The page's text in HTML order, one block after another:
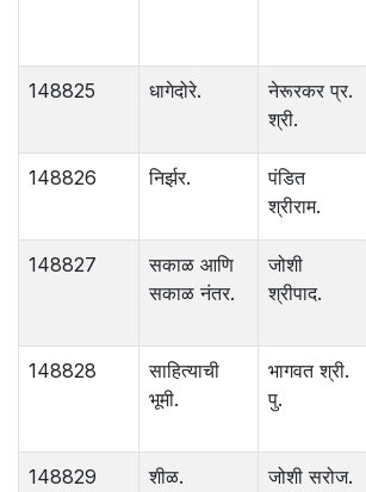
148825 धागेदोरे.
नेरूरकर प्र.
श्री.
148826 निर्झर.
पंडित
श्रीराम.
148827
सकाळ आणि
सकाळ नंतर.
जोशी
श्रीपाद.
148828
साहित्याची
भूमी.
भागवत श्री.
पु.
148829 शीळ. जोशी सरोज.